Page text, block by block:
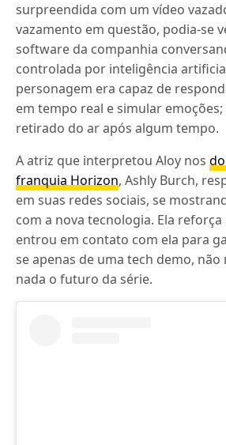
surpreendida com um vídeo
vazamento em questão, podia-se
software da companhia
controlada por inteligência
personagem era capaz de
em tempo real e simular
retirado do ar após algum tempo.
A atriz que interpretou Aloy nos
franquia Horizon, Ashly Burch,
em suas redes sociais, se
com a nova tecnologia. Ela reforça
entrou em contato com ela para
se apenas de uma tech demo,
nada o futuro da série.